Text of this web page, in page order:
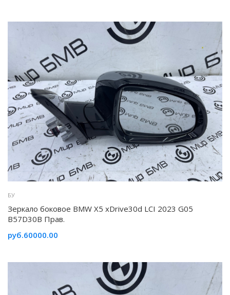
БУ
Зеркало боковое BMW X5 xDrive30d LCI 2023 G05
B57D30B Прав.
руб.60000.00